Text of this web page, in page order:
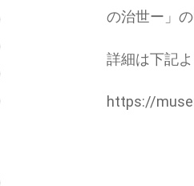
の治世ー」
詳細は下記
https://